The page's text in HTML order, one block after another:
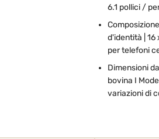
6.1 pollici /
d'identità | 16
per telefoni
Dimensioni
bovina I
variazioni di